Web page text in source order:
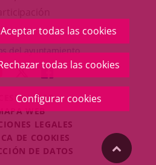
Aceptar todas las cookies
todas las cookies
Configurar cookies
en
una
ventana
nueva.
aplicación
externa.
del ayuntamiento
ENLACE
A
UNA
APLICACIÓN
EXTERNA.
ENLACE
A
UNA
APLICACIÓN
EXTERNA.
ENLACE
A
UNA
EXTERNA.
WEB
LEGALES
DE COOKIES
DE DATOS
"Volver